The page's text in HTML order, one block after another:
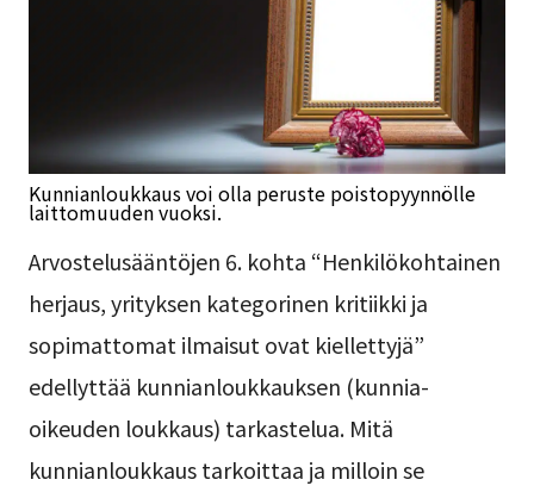
Kunnianloukkaus voi olla peruste poistopyynnölle
laittomuuden vuoksi.
Arvostelusääntöjen 6. kohta “Henkilökohtainen
herjaus, yrityksen kategorinen kritiikki ja
sopimattomat ilmaisut ovat kiellettyjä”
edellyttää kunnianloukkauksen (kunnia-
oikeuden loukkaus) tarkastelua. Mitä
kunnianloukkaus tarkoittaa ja milloin se